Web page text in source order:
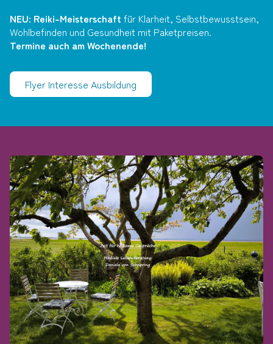
NEU: Reiki-Meisterschaft für Klarheit, Selbstbewusstsein,
Wohlbefinden und Gesundheit mit Paketpreisen.
Termine auch am Wochenende!
Flyer Interesse Ausbildung